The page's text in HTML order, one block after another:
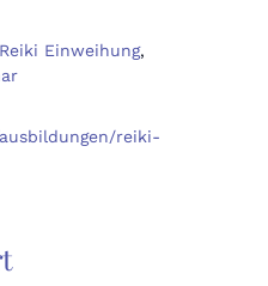
Reiki Einweihung,
reiki-